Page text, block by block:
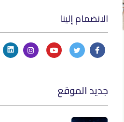
الانضمام إلينا
جديد الموقع